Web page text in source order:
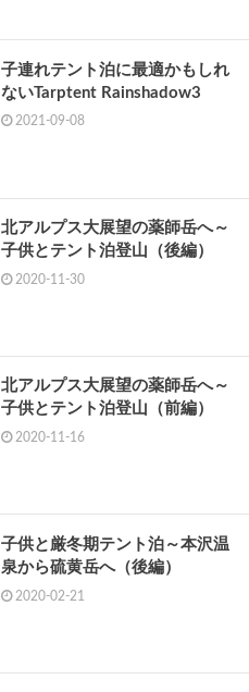
子連れテント泊に最適かもしれ
ないTarptent Rainshadow3
2021-09-08
北アルプス大展望の薬師岳へ～
子供とテント泊登山（後編）
2020-11-30
北アルプス大展望の薬師岳へ～
子供とテント泊登山（前編）
2020-11-16
子供と厳冬期テント泊～本沢温
泉から硫黄岳へ（後編）
2020-02-21